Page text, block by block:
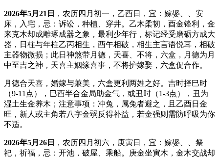
2026年5月21日
，农历四月初一，乙酉日，宜：嫁娶、、安
床，入宅，忌：诉讼，种植、穿井。乙木柔韧，酉金锋利，金
来克木却成雕琢成器之象，最利少年行，标记经受磨砺方成大
器，日柱与年柱乙丙相生，酉午相破，相生主言语悦耳，相破
主器物微损；此日神煞带月德，天喜、不将，六盒，月德为月
中至吉之神，天喜主姻缘喜事，不将护嫁娶，六盒促合作。
月德合天喜，婚嫁与兼美，六盒更利两姓之好。吉时择巳时
（9-11点），巳酉半合金局助金气，或丑时（1-3点），丑为
湿土生金养木；注意事项：冲兔，属兔者避之，且乙酉日金
旺，新人或主角若八字金弱反得补益，若金强则需防呼吸为你
不适。
2026年5月26日
，农历四月初六，庚寅日，宜：嫁娶、、祭
祀，祈福，忌：开池，破屋、乘船。庚金坐寅木，金木交战却